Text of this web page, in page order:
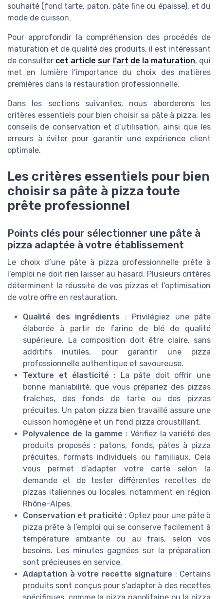
souhaité (fond tarte, paton, pâte fine ou épaisse), et du
mode de cuisson.
Pour approfondir la compréhension des procédés de
maturation et de qualité des produits, il est intéressant
de consulter cet article sur l’art de la maturation, qui
met en lumière l’importance du choix des matières
premières dans la restauration professionnelle.
Dans les sections suivantes, nous aborderons les
critères essentiels pour bien choisir sa pâte à pizza, les
conseils de conservation et d’utilisation, ainsi que les
erreurs à éviter pour garantir une expérience client
optimale.
Les critères essentiels pour bien
choisir sa pâte à pizza toute
prête professionnel
Points clés pour sélectionner une pâte à
pizza adaptée à votre établissement
Le choix d’une pâte à pizza professionnelle prête à
l’emploi ne doit rien laisser au hasard. Plusieurs critères
déterminent la réussite de vos pizzas et l’optimisation
de votre offre en restauration.
Qualité des ingrédients : Privilégiez une pâte
élaborée à partir de farine de blé de qualité
supérieure. La composition doit être claire, sans
additifs inutiles, pour garantir une pizza
professionnelle authentique et savoureuse.
Texture et élasticité : La pâte doit offrir une
bonne maniabilité, que vous prépariez des pizzas
fraîches, des fonds de tarte ou des pizzas
précuites. Un paton pizza bien travaillé assure une
cuisson homogène et un fond pizza croustillant.
Polyvalence de la gamme : Vérifiez la variété des
produits proposés : patons, fonds, pâtes à pizza
précuites, formats individuels ou familiaux. Cela
vous permet d’adapter votre carte selon la
demande et de tester différentes recettes de
pizzas italiennes ou locales, notamment en région
Rhône-Alpes.
Conservation et praticité : Optez pour une pâte à
pizza prête à l’emploi qui se conserve facilement à
température ambiante ou au frais, selon vos
besoins. Les minutes gagnées sur la préparation
sont précieuses en service.
Adaptation à votre recette signature : Certains
produits sont conçus pour s’adapter à des recettes
spécifiques, comme la pizza napolitaine ou la pizza